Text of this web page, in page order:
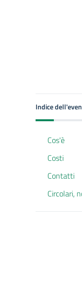
Indice
Cos'è
Costi
Contatti
Circolari,